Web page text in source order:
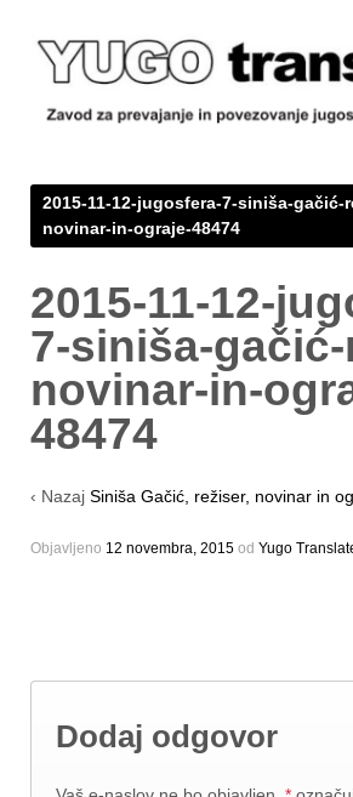
2015-11-12-jugosfera-7-siniša-gačić-
novinar-in-ograje-48474
2015-11-12-
7-siniša-
novinar-in-
48474
‹ Nazaj Siniša Gačić, režiser, novinar in
Objavljeno 12 novembra, 2015 оd Yugo
Dodaj odgovor